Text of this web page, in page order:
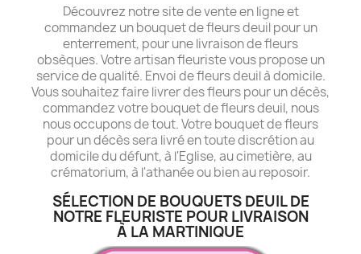
Découvrez notre site de vente en ligne et
commandez un bouquet de fleurs deuil pour un
enterrement, pour une livraison de fleurs
obsèques. Votre artisan fleuriste vous propose un
service de qualité. Envoi de fleurs deuil à domicile.
Vous souhaitez faire livrer des fleurs pour un décès,
commandez votre bouquet de fleurs deuil, nous
nous occupons de tout. Votre bouquet de fleurs
pour un décès sera livré en toute discrétion au
domicile du défunt, à l'Eglise, au cimetière, au
crématorium, à l'athanée ou bien au reposoir.
SÉLECTION DE BOUQUETS DEUIL DE
NOTRE FLEURISTE POUR LIVRAISON
À LA MARTINIQUE